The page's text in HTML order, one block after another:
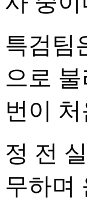
특검팀
으로
번이
정 전
무하며